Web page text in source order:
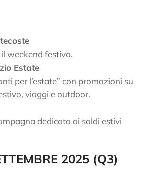
weekend festivo.
Estate
per l’estate” con promozioni su
viaggi e outdoor.
dedicata ai saldi estivi
2025 (Q3)